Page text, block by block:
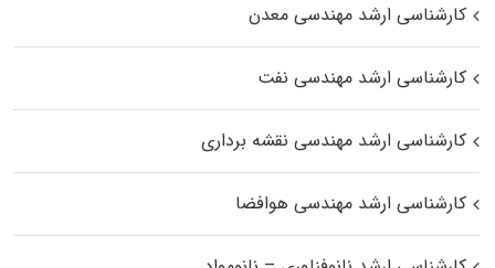
کارشناسی ارشد مهندسی معدن
کارشناسی ارشد مهندسی نفت
کارشناسی ارشد مهندسی نقشه برداری
کارشناسی ارشد مهندسی هوافضا